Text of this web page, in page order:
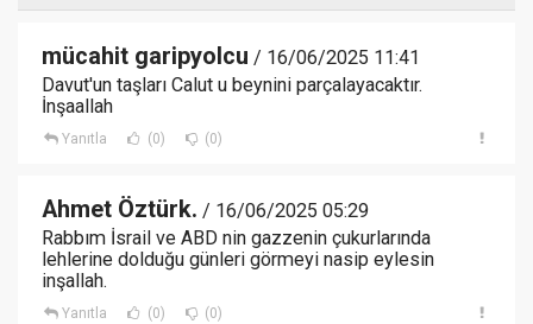
mücahit garipyolcu / 16/06/2025 11:41
Davut'un taşları Calut u beynini parçalayacaktır.
İnşaallah
Yanıtla (0) (0)
Ahmet Öztürk. / 16/06/2025 05:29
Rabbım İsrail ve ABD nin gazzenin çukurlarında
lehlerine dolduğu günleri görmeyi nasip eylesin
inşallah.
Yanıtla (0) (0)